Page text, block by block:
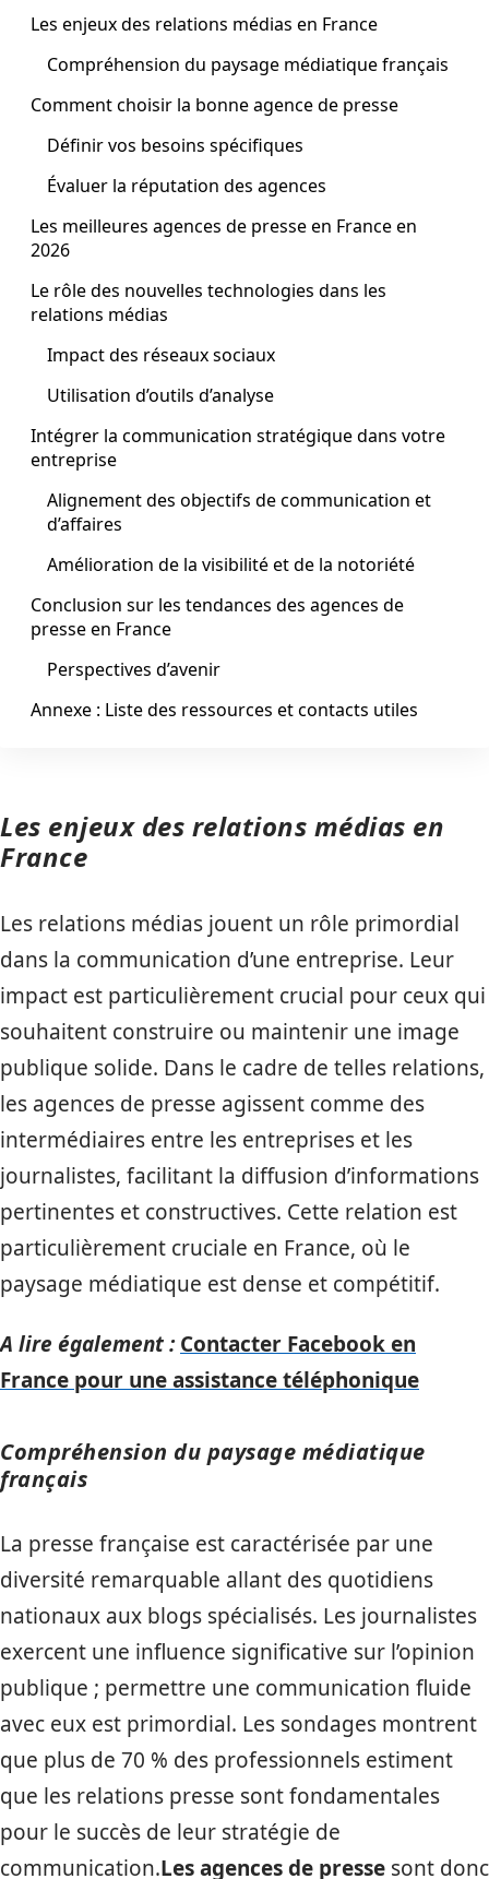
Les enjeux des relations médias en France
Compréhension du paysage médiatique français
Comment choisir la bonne agence de presse
Définir vos besoins spécifiques
Évaluer la réputation des agences
Les meilleures agences de presse en France en
2026
Le rôle des nouvelles technologies dans les
relations médias
Impact des réseaux sociaux
Utilisation d’outils d’analyse
Intégrer la communication stratégique dans votre
entreprise
Alignement des objectifs de communication et
d’affaires
Amélioration de la visibilité et de la notoriété
Conclusion sur les tendances des agences de
presse en France
Perspectives d’avenir
Annexe : Liste des ressources et contacts utiles
Les enjeux des relations médias en
France
Les relations médias jouent un rôle primordial
dans la communication d’une entreprise. Leur
impact est particulièrement crucial pour ceux qui
souhaitent construire ou maintenir une image
publique solide. Dans le cadre de telles relations,
les agences de presse agissent comme des
intermédiaires entre les entreprises et les
journalistes, facilitant la diffusion d’informations
pertinentes et constructives. Cette relation est
particulièrement cruciale en France, où le
paysage médiatique est dense et compétitif.
A lire également : Contacter Facebook en
France pour une assistance téléphonique
Compréhension du paysage médiatique
français
La presse française est caractérisée par une
diversité remarquable allant des quotidiens
nationaux aux blogs spécialisés. Les journalistes
exercent une influence significative sur l’opinion
publique ; permettre une communication fluide
avec eux est primordial. Les sondages montrent
que plus de 70 % des professionnels estiment
que les relations presse sont fondamentales
pour le succès de leur stratégie de
communication.Les agences de presse sont donc